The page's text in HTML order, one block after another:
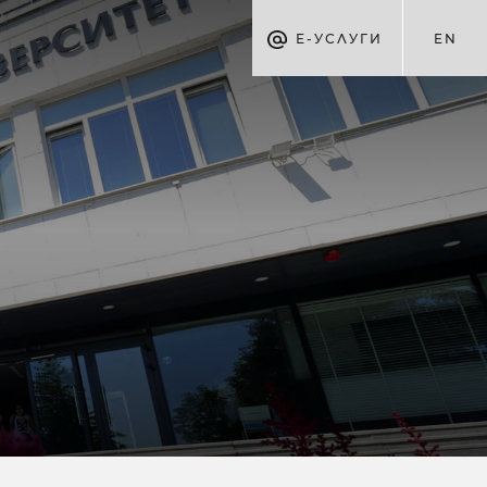
Е-УСЛУГИ EN